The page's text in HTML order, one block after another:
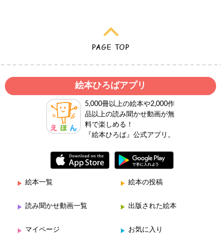
絵本ひろばアプリ
5,000冊以上の絵本や2,000作
品以上の読み聞かせ動画が無
料で楽しめる！
『絵本ひろば』公式アプリ。
絵本一覧 絵本の投稿
読み聞かせ動画一覧 出版された絵本
マイページ お気に入り